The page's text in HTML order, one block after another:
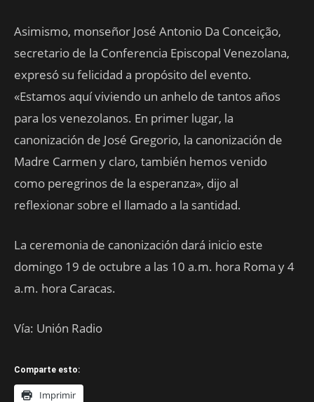
Asimismo, monseñor José Antonio Da Conceição,
secretario de la Conferencia Episcopal Venezolana,
expresó su felicidad a propósito del evento.
«Estamos aquí viviendo un anhelo de tantos años
para los venezolanos. En primer lugar, la
canonización de José Gregorio, la canonización de
Madre Carmen y claro, también hemos venido
como peregrinos de la esperanza», dijo al
reflexionar sobre el llamado a la santidad.
La ceremonia de canonización dará inicio este
domingo 19 de octubre a las 10 a.m. hora Roma y 4
a.m. hora Caracas.
Vía: Unión Radio
Comparte esto:
Imprimir